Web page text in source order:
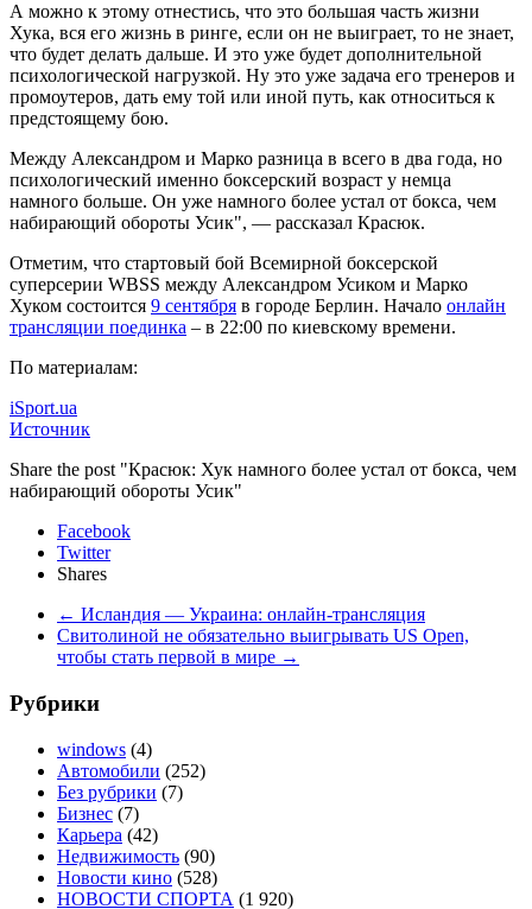
А можно к этому отнестись, что это большая часть жизни
Хука, вся его жизнь в ринге, если он не выиграет, то не знает,
что будет делать дальше. И это уже будет дополнительной
психологической нагрузкой. Ну это уже задача его тренеров и
промоутеров, дать ему той или иной путь, как относиться к
предстоящему бою.
Между Александром и Марко разница в всего в два года, но
психологический именно боксерский возраст у немца
намного больше. Он уже намного более устал от бокса, чем
набирающий обороты Усик", — рассказал Красюк.
Отметим, что стартовый бой Всемирной боксерской
суперсерии WBSS между Александром Усиком и Марко
Хуком состоится 9 сентября в городе Берлин. Начало онлайн
трансляции поединка – в 22:00 по киевскому времени.
По материалам:
iSport.ua
Источник
Share the post "Красюк: Хук намного более устал от бокса, чем
набирающий обороты Усик"
Facebook
Twitter
Shares
← Исландия — Украина: онлайн-трансляция
Свитолиной не обязательно выигрывать US Open,
чтобы стать первой в мире →
Рубрики
windows (4)
Автомобили (252)
Без рубрики (7)
Бизнес (7)
Карьера (42)
Недвижимость (90)
Новости кино (528)
НОВОСТИ СПОРТА (1 920)